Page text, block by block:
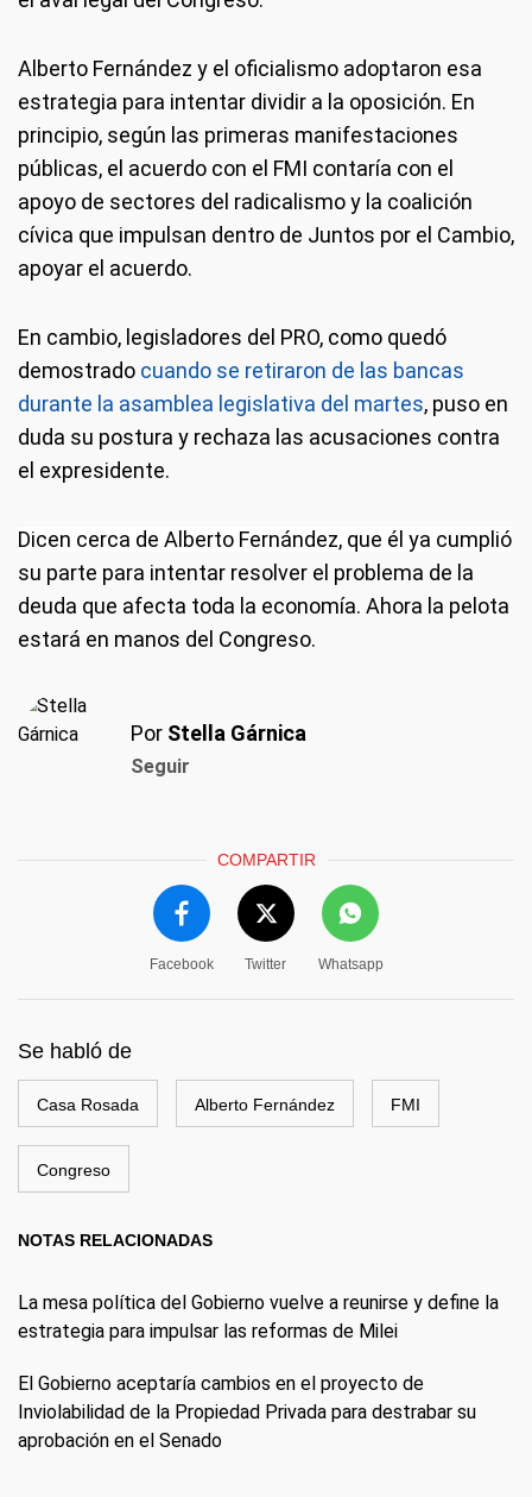
Alberto Fernández y el oficialismo adoptaron esa
estrategia para intentar dividir a la oposición. En
principio, según las primeras manifestaciones
públicas, el acuerdo con el FMI contaría con el
apoyo de sectores del radicalismo y la coalición
cívica que impulsan dentro de Juntos por el Cambio,
apoyar el acuerdo.
En cambio, legisladores del PRO, como quedó
demostrado cuando se retiraron de las bancas
durante la asamblea legislativa del martes, puso en
duda su postura y rechaza las acusaciones contra
el expresidente.
Dicen cerca de Alberto Fernández, que él ya cumplió
su parte para intentar resolver el problema de la
deuda que afecta toda la economía. Ahora la pelota
estará en manos del Congreso.
Por Stella Gárnica
Seguir
COMPARTIR
Facebook Twitter Whatsapp
Se habló de
Casa Rosada Alberto Fernández FMI
Congreso
NOTAS RELACIONADAS
La mesa política del Gobierno vuelve a reunirse y define la
estrategia para impulsar las reformas de Milei
El Gobierno aceptaría cambios en el proyecto de
Inviolabilidad de la Propiedad Privada para destrabar su
aprobación en el Senado